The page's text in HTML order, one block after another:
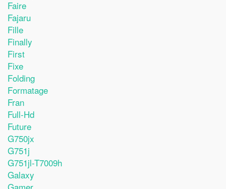
Faire
Fajaru
Fille
Finally
First
Fixe
Folding
Formatage
Fran
Full-Hd
Future
G750jx
G751j
G751jl-T7009h
Galaxy